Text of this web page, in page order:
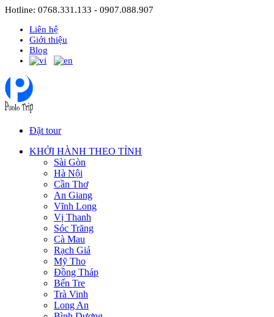
Hotline: 0768.331.133 - 0907.088.907
Liên hệ
Giới thiệu
Blog
Đặt tour
KHỞI HÀNH THEO TỈNH
Sài Gòn
Hà Nội
Cần Thơ
An Giang
Vĩnh Long
Vị Thanh
Sóc Trăng
Cà Mau
Rạch Giá
Mỹ Tho
Đồng Tháp
Bến Tre
Trà Vinh
Long An